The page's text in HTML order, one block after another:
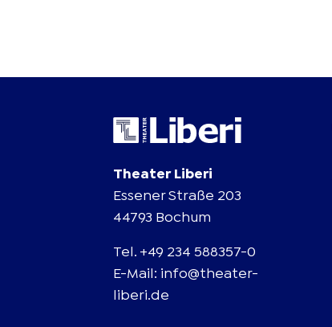
Theater Liberi
Essener Straße 203
44793 Bochum
Tel. +49 234 588357-0
E-Mail: info@theater-
liberi.de